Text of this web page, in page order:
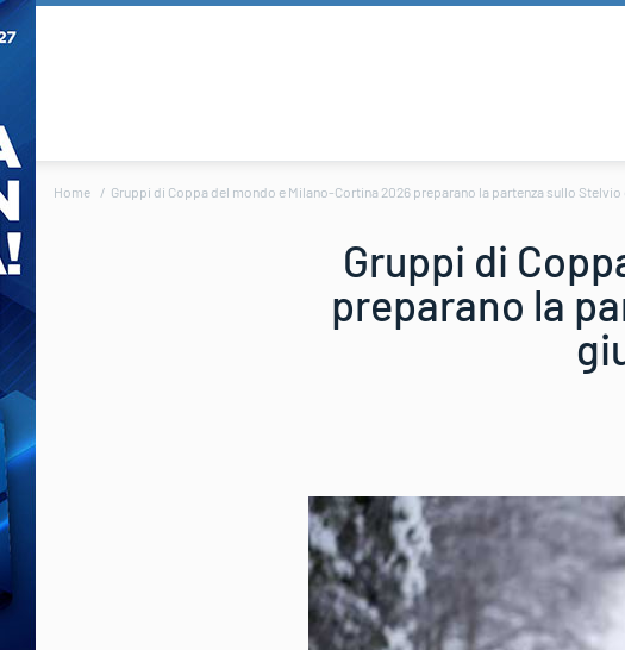
Home Gruppi di Coppa del mondo e Milano-Cortina 2026 preparano la partenza sullo
Gruppi di
preparano la